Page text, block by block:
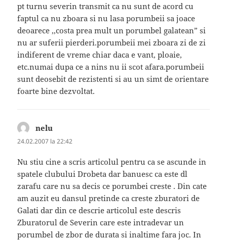
pt turnu severin transmit ca nu sunt de acord cu
faptul ca nu zboara si nu lasa porumbeii sa joace
deoarece ,,costa prea mult un porumbel galatean” si
nu ar suferii pierderi.porumbeii mei zboara zi de zi
indiferent de vreme chiar daca e vant, ploaie,
etc.numai dupa ce a nins nu ii scot afara.porumbeii
sunt deosebit de rezistenti si au un simt de orientare
foarte bine dezvoltat.
nelu
24.02.2007 la 22:42
Nu stiu cine a scris articolul pentru ca se ascunde in
spatele clubului Drobeta dar banuesc ca este dl
zarafu care nu sa decis ce porumbei creste . Din cate
am auzit eu dansul pretinde ca creste zburatori de
Galati dar din ce descrie articolul este descris
Zburatorul de Severin care este intradevar un
porumbel de zbor de durata si inaltime fara joc. In